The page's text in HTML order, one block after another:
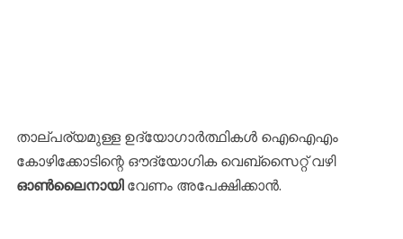
​താല്പര്യമുള്ള ഉദ്യോഗാർത്ഥികൾ ഐഐഎം
കോഴിക്കോടിന്റെ ഔദ്യോഗിക വെബ്സൈറ്റ് വഴി
ഓൺലൈനായിവേണം അപേക്ഷിക്കാൻ.